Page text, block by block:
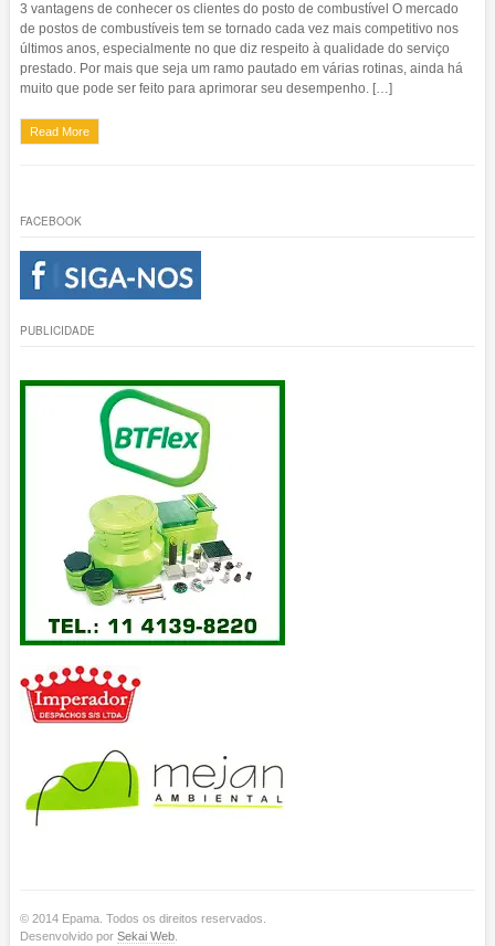
3 vantagens de conhecer os clientes do posto de combustível O mercado
de postos de combustíveis tem se tornado cada vez mais competitivo nos
últimos anos, especialmente no que diz respeito à qualidade do serviço
prestado. Por mais que seja um ramo pautado em várias rotinas, ainda há
muito que pode ser feito para aprimorar seu desempenho. […]
Read More
FACEBOOK
PUBLICIDADE
© 2014 Epama. Todos os direitos reservados.
Desenvolvido por Sekai Web.